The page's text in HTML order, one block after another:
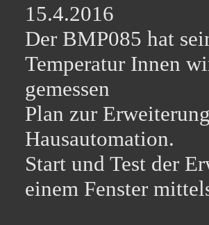
15.4.2016
Der BMP085 hat
Temperatur Innen
gemessen
Plan zur
Hausautomation.
Start und Test der
einem Fenster